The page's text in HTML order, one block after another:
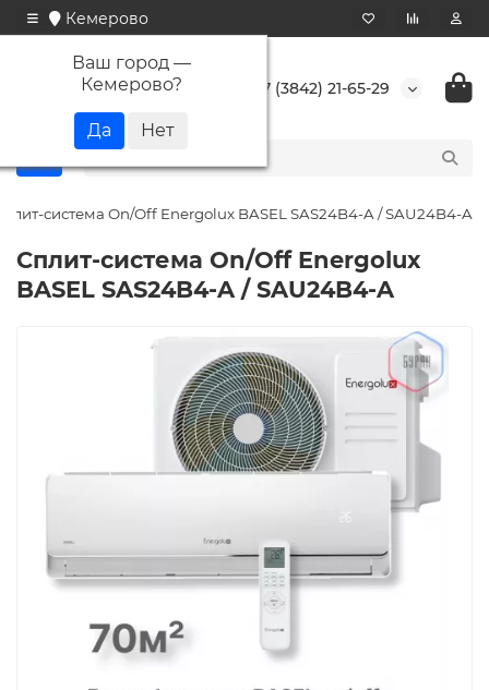
Кемерово
Ваш город —
Кемерово? +7 (3842) 21-65-29
система On/Off Energolux BASEL SAS24B4-A / SAU24B4-A
Сплит-система On/Off Energolux
BASEL SAS24B4-A / SAU24B4-A